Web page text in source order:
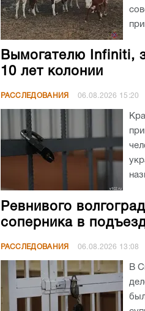
Вымогателю Infiniti,
10 лет колонии
РАССЛЕДОВАНИЯ 06.08.2026 15:20
Ревнивого
соперника в
РАССЛЕДОВАНИЯ 06.08.2026 13:08
В